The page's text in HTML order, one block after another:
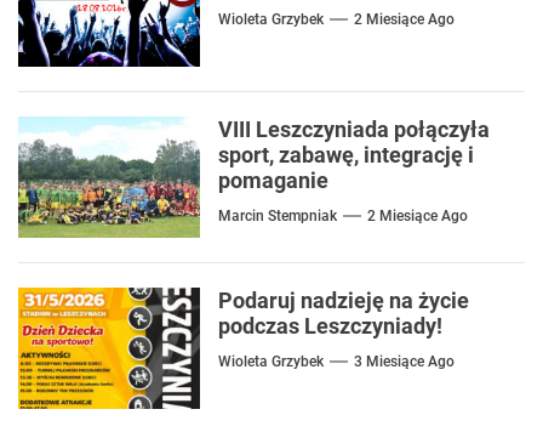
Wioleta Grzybek 2 Miesiące Ago
VIII Leszczyniada połączyła
sport, zabawę, integrację i
pomaganie
Marcin Stempniak 2 Miesiące Ago
Podaruj nadzieję na życie
podczas Leszczyniady!
Wioleta Grzybek 3 Miesiące Ago